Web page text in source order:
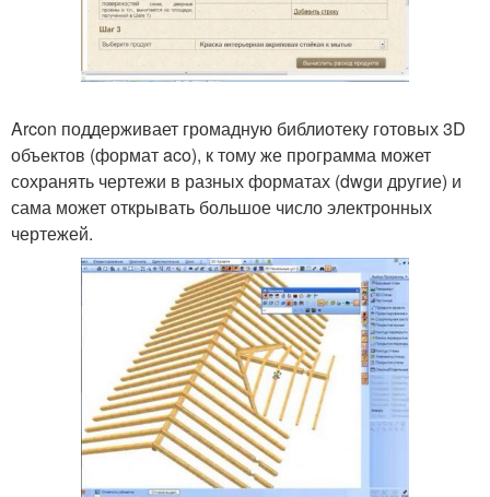
Arcon поддерживает громадную библиотеку готовых 3D
объектов (формат aco), к тому же программа может
сохранять чертежи в разных форматах (dwgи другие) и
сама может открывать большое число электронных
чертежей.